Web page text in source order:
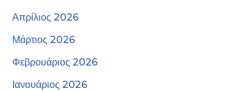
Απρίλιος 2026
Μάρτιος 2026
Φεβρουάριος 2026
Ιανουάριος 2026